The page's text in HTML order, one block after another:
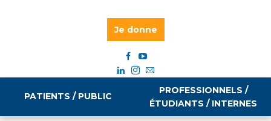
Je donne
PATIENTS / PUBLIC
PROFESSIONNELS /
ÉTUDIANTS / INTERNES